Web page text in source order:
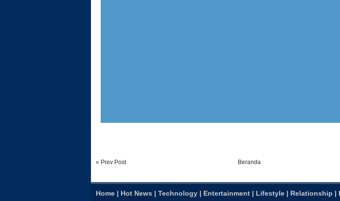
« Prev Post Beranda
Home | Hot News | Technology | Entertainment | Lifestyle | Relationship |